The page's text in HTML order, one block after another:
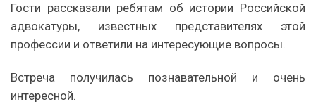
Гости рассказали ребятам об истории Российской
адвокатуры, известных представителях этой
профессии и ответили на интересующие вопросы.
Встреча получилась познавательной и очень
интересной.